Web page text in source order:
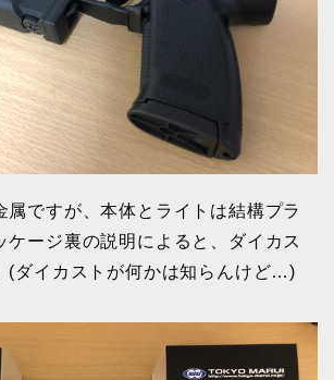
属ですが、本体とライトは結構プラ
ケージ裏の説明によると、ダイカス
(ダイカストが何かは知らんけど…)